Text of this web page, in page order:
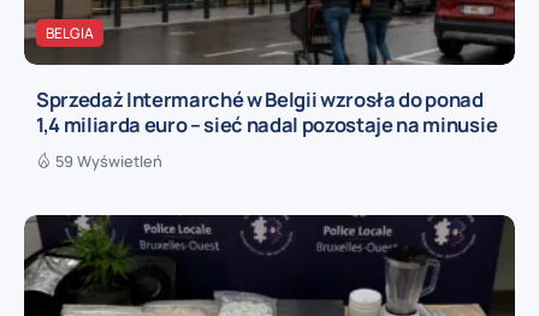
BELGIA
Sprzedaż Intermarché w Belgii wzrosła do ponad
1,4 miliarda euro – sieć nadal pozostaje na minusie
59 Wyświetleń